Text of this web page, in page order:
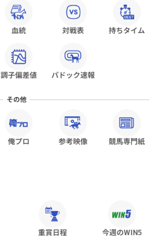
血統 対戦表 持ちタイム
調子偏差値 パドック速報
その他
俺プロ 参考映像 競馬専門紙
重賞日程 今週のWIN5